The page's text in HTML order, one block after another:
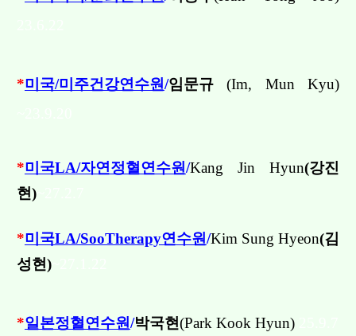
*미국/미주건강연수원/임문규(Im, Mun Kyu)
*미국LA/자연정혈연수원/Kang Jin Hyun(강진
현)~27.2.7
*미국LA/SooTherapy연수원/Kim Sung Hyeon(김
성현)~27.1.22
*일본정혈연수원/박국현(Park Kook Hyun)25.9.7